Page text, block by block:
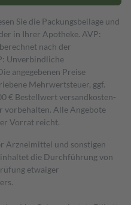
Sie die Packungsbeilage und
in Ihrer Apotheke. AVP:
nach der
Unverbindliche
angegebenen Preise
Mehrwertsteuer, ggf.
€ Bestell­wert versand­kosten­
vorbehalten. Alle Angebote
Vorrat reicht.
Arzneimittel und sonstigen
die Durchführung von
etwaiger